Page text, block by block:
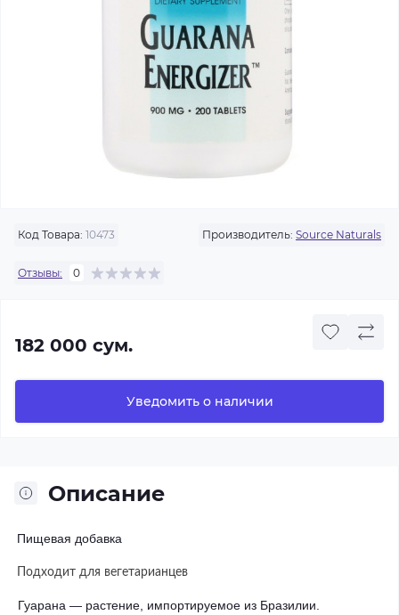
Код Товара: 10473 Производитель: Source Naturals
Отзывы: 0
182 000 сум.
Уведомить о наличии
Описание
Пищевая добавка
Подходит для вегетарианцев
Гуарана — растение, импортируемое из Бразилии.